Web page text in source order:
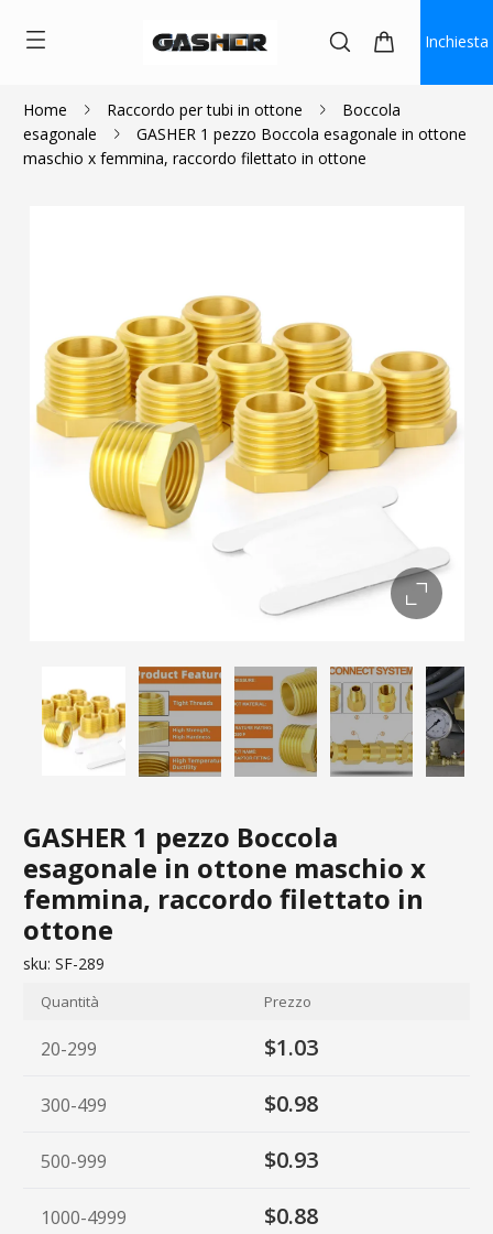
Inchiesta
Home Raccordo per tubi in ottone
Boccola
esagonale
GASHER 1 pezzo Boccola esagonale in ottone
maschio x femmina, raccordo filettato in ottone
GASHER 1 pezzo Boccola
esagonale in ottone maschio x
femmina, raccordo filettato in
ottone
$1.03
sku: SF-289
Quantità Prezzo
20-299 $1.03
300-499 $0.98
500-999 $0.93
1000-4999 $0.88